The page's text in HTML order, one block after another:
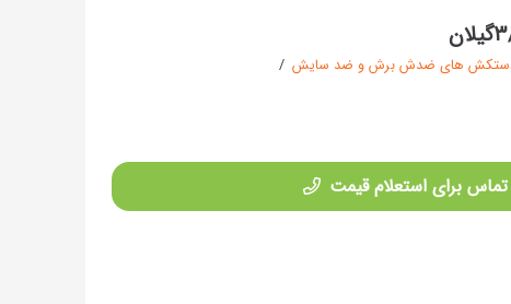
های ضدش برش و ضد سایش /
تماس برای استعلام قیمت